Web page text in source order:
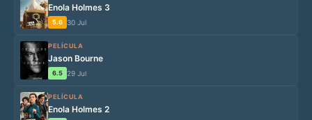
Enola Holmes 3
5.6 30 Jul
PELÍCULA
Jason Bourne
6.5 29 Jul
PELÍCULA
Enola Holmes 2